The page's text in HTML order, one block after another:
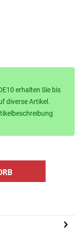
erhalten Sie bis
diverse Artikel.